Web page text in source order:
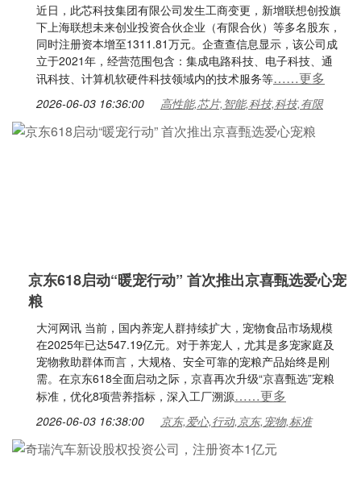
近日，此芯科技集团有限公司发生工商变更，新增联想创投旗
下上海联想未来创业投资合伙企业（有限合伙）等多名股东，
同时注册资本增至1311.81万元。企查查信息显示，该公司成
立于2021年，经营范围包含：集成电路科技、电子科技、通
讯科技、计算机软硬件科技领域内的技术服务等……更多
2026-06-03 16:36:00 高性能,芯片,智能,科技,科技,有限
京东618启动“暖宠行动” 首次推出京喜甄选爱心宠
粮
大河网讯 当前，国内养宠人群持续扩大，宠物食品市场规模
在2025年已达547.19亿元。对于养宠人，尤其是多宠家庭及
宠物救助群体而言，大规格、安全可靠的宠粮产品始终是刚
需。在京东618全面启动之际，京喜再次升级“京喜甄选”宠粮
标准，优化8项营养指标，深入工厂溯源……更多
2026-06-03 16:38:00 京东,爱心,行动,京东,宠物,标准